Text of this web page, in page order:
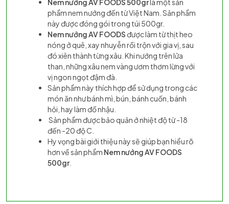
Nem nướng AV FOODS 500grlà một sản
phẩm nem nướng đến từ Việt Nam. Sản phẩm
này được đóng gói trong túi 500gr.
Nem nướng AV FOODSđược làm từ thịt heo
nóng ở quê, xay nhuyễn rồi trộn với gia vị, sau
đó xiên thành từng xâu. Khi nướng trên lửa
than, những xâu nem vàng ươm thơm lừng với
vị ngon ngọt đậm đà.
Sản phẩm này thích hợp để sử dụng trong các
món ăn như bánh mì, bún, bánh cuốn, bánh
hỏi, hay làm đồ nhậu.
Sản phẩm được bảo quản ở nhiệt độ từ -18
đến -20 độ C.
Hy vọng bài giới thiệu này sẽ giúp bạn hiểu rõ
hơn về sản phẩm Nem nướng AV FOODS
500gr